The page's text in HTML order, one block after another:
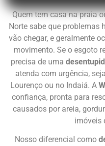
Quem tem casa na praia
Norte sabe que problemas
vão chegar, e geralmente
movimento. Se o esgoto
precisa de uma
atenda com urgência,
Lourenço ou no Indaiá. A
confiança, pronta para
causados por areia,
imóveis
Nosso diferencial como